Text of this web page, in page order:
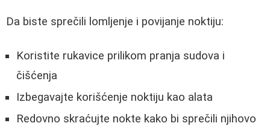
Da biste sprečili lomljenje i povijanje noktiju:
Koristite rukavice prilikom pranja sudova i
čišćenja
Izbegavajte korišćenje noktiju kao alata
Redovno skraćujte nokte kako bi sprečili njihovo